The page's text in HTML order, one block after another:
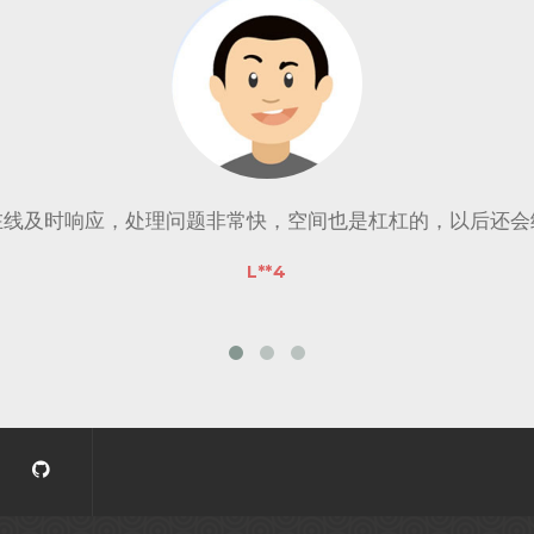
及时响应，处理问题非常快，空间也是杠杠的，以后还会
L**4